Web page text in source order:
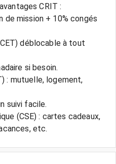
CRIT :
de mission + 10% congés
déblocable à tout
si besoin.
: mutuelle, logement,
suivi facile.
(CSE) : cartes cadeaux,